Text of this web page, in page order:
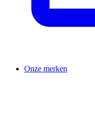
Onze merken